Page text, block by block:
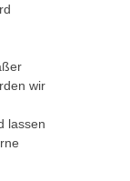
wir
lassen